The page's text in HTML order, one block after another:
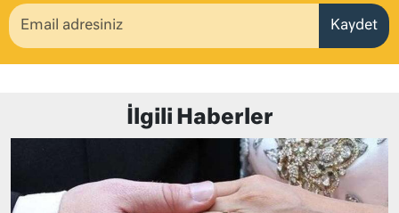
Kaydet
İlgili Haberler